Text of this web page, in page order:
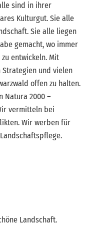
sind in ihrer
Kulturgut. Sie alle
Sie alle liegen
gemacht, wo immer
entwickeln. Mit
und vielen
offen zu halten.
Natura 2000 –
vermitteln bei
Wir werben für
Landschaft.